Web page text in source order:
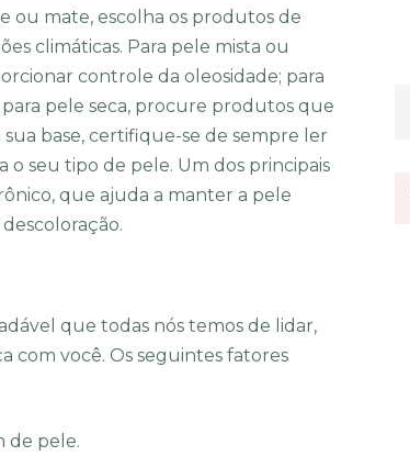
ou mate, escolha os produtos de
climáticas. Para pele mista ou
controle da oleosidade; para
pele seca, procure produtos que
base, certifique-se de sempre ler
o seu tipo de pele. Um dos principais
que ajuda a manter a pele
que todas nós temos de lidar,
com você. Os seguintes fatores
de pele.